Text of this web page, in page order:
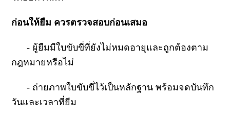
ก่อนให้ยืม ควรตรวจสอบก่อนเสมอ
- ผู้ยืมมีใบขับขี่ที่ยังไม่หมดอายุและถูกต้องตาม
กฎหมายหรือไม่
- ถ่ายภาพใบขับขี่ไว้เป็นหลักฐาน พร้อมจดบันทึก
วันและเวลาที่ยืม